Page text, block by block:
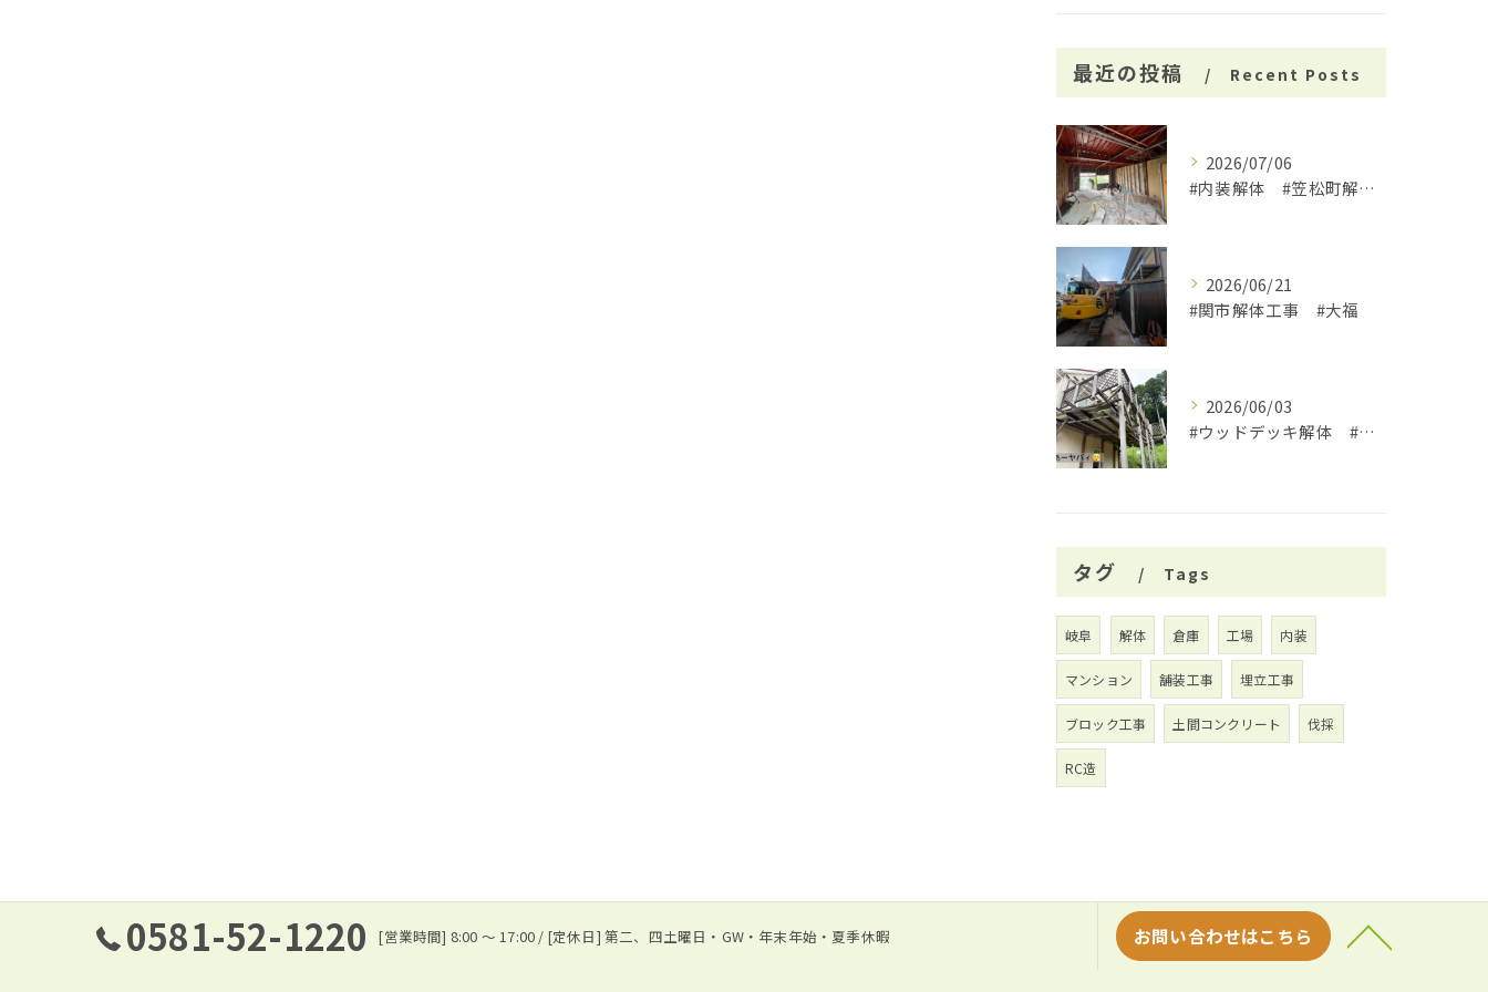
最近の投稿 Recent Posts
2026/07/06
#内装解体 #笠松町解体工事 #大福
2026/06/21
#関市解体工事 #大福
2026/06/03
#ウッドデッキ解体 #関市 #大福
タグ Tags
岐阜 解体 倉庫 工場 内装
マンション 舗装工事 埋立工事
ブロック工事 土間コンクリート 伐採
RC造
0581-52-1220 [営業時間] 8:00 〜 17:00 / [定休日] 第二、四土曜日・GW・年末年始・夏季休暇 お問い合わせはこちら